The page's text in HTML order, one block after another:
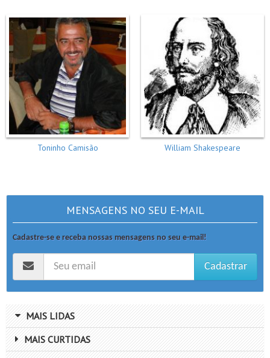
Toninho Camisão William Shakespeare
MENSAGENS NO SEU E-MAIL
Cadastre-se e receba nossas mensagens no seu e-mail!
Cadastrar
MAIS LIDAS
MAIS CURTIDAS